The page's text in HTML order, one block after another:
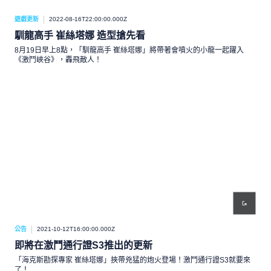
遊戲更新 2022-08-16T22:00:00.000Z
馴龍高手 崔絲塔娜 造型搶先看
8月19日早上8點，「馴龍高手 崔絲塔娜」將帶著會噴火的小龍一起躍入
《激鬥峽谷》，轟飛敵人！
公告 2021-10-12T16:00:00.000Z
即將在激鬥通行證S3推出的更新
「海克斯勘探專家 崔絲塔娜」挾帶兇猛的炮火登場！激鬥通行證S3就要來